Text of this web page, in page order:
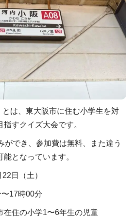
とは、東大阪市に住む小学生を対
すクイズ大会です。
ができ、参加費は無料、また違う
となっています。
日（土）
〜17時00分
在住の小学1〜6年生の児童